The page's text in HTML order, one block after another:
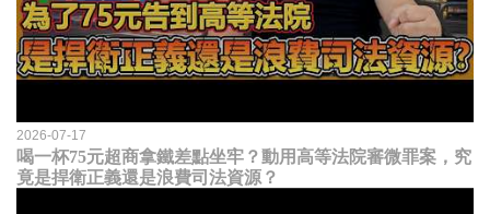
2026-07-17
喝一杯75元超商拿鐵差點坐牢？動用高等法院審微罪案，究
竟是捍衛正義還是浪費司法資源？